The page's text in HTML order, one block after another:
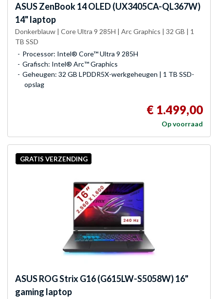
ASUSZenBook 14 OLED (UX3405CA-QL367W)
14" laptop
Donkerblauw | Core Ultra 9 285H | Arc Graphics | 32 GB | 1
TB SSD
Processor: Intel® Core™ Ultra 9 285H
Grafisch: Intel® Arc™ Graphics
Geheugen: 32 GB LPDDR5X-werkgeheugen | 1 TB SSD-
opslag
€ 1.499,00
Op voorraad
GRATIS VERZENDING
ASUSROG Strix G16 (G615LW-S5058W) 16"
gaming laptop